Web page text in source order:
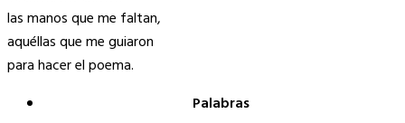
las manos que me faltan,
aquéllas que me guiaron
para hacer el poema.
Palabras